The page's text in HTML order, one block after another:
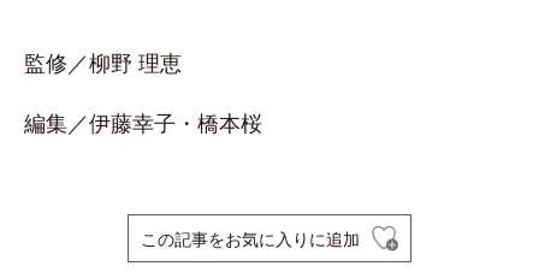
監修／柳野 理恵
編集／伊藤幸子・橋本桜
この記事をお気に入りに追加